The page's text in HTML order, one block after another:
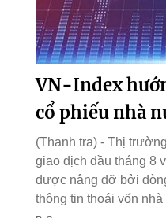
VN-Index
cổ phiếu nhà
(Thanh tra) - Thị
giao dịch đầu tháng 8
được nâng đỡ bởi
thông tin thoái vốn